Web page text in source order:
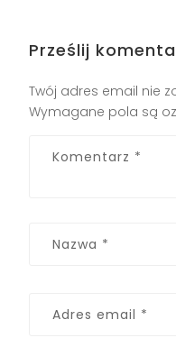
Prześlij
Twój adres email nie
Wymagane pola są